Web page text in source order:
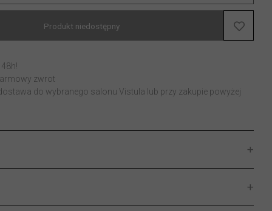
Produkt niedostępny
zwrot
do wybranego salonu Vistula lub przy zakupie powyżej